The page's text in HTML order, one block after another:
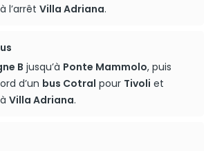
l’arrêt Villa Adriana.
B jusqu’à Ponte Mammolo, puis
d’un bus Cotral pour Tivoli et
Villa Adriana.